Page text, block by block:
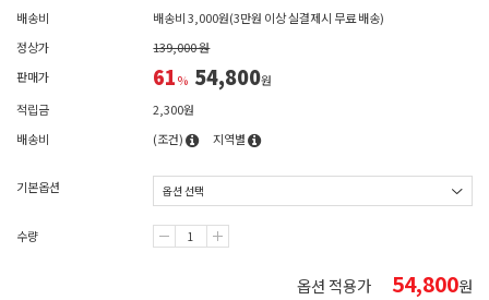
배송비
배송비 3,000원(3만원 이상 실결제시 무료 배송)
정상가
139,000 원
판매가
61% 54,800원
적립금
2,300원
배송비
(조건) 지역별
기본옵션
수량
옵션 적용가 54,800원